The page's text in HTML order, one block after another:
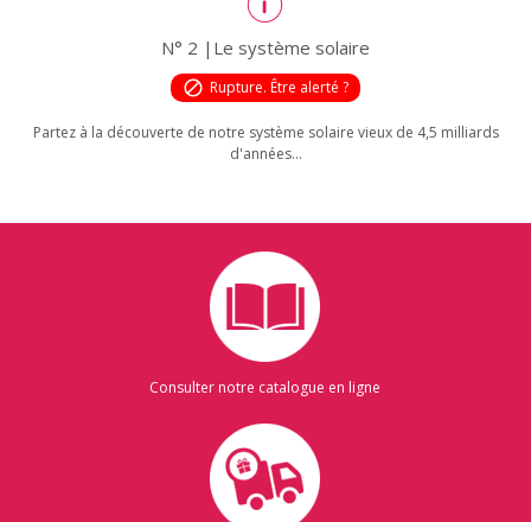
N° 2 |Le système solaire
block Rupture. Être alerté ?
Partez à la découverte de notre système solaire vieux de 4,5 milliards
d'années...
Consulter notre catalogue en ligne